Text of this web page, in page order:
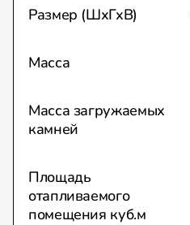
Размер (ШхГхВ)
Масса
Масса загружаемых
камней
Площадь
отапливаемого
помещения куб.м